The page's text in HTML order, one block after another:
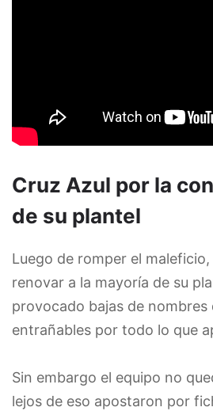
Cruz Azul por la
de su plantel
Luego de romper el
renovar a la mayoría de su
provocado bajas de nombres
entrañables por todo lo que
Sin embargo el equipo no
lejos de eso apostaron por